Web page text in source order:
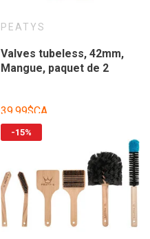
PEATYS
Valves tubeless, 42mm,
Mangue, paquet de 2
39,99$CA
-15%